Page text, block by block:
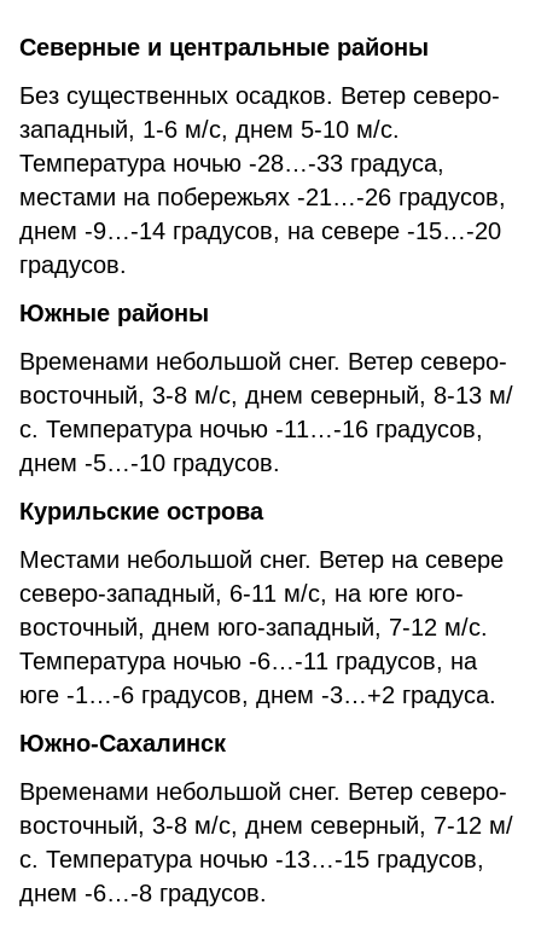
Северные и центральные районы
Без существенных осадков. Ветер северо-
западный, 1-6 м/с, днем 5-10 м/с.
Температура ночью -28…-33 градуса,
местами на побережьях -21…-26 градусов,
днем -9…-14 градусов, на севере -15…-20
градусов.
Южные районы
Временами небольшой снег. Ветер северо-
восточный, 3-8 м/с, днем северный, 8-13 м/
с. Температура ночью -11…-16 градусов,
днем -5…-10 градусов.
Курильские острова
Местами небольшой снег. Ветер на севере
северо-западный, 6-11 м/с, на юге юго-
восточный, днем юго-западный, 7-12 м/с.
Температура ночью -6…-11 градусов, на
юге -1…-6 градусов, днем -3…+2 градуса.
Южно-Сахалинск
Временами небольшой снег. Ветер северо-
восточный, 3-8 м/с, днем северный, 7-12 м/
с. Температура ночью -13…-15 градусов,
днем -6…-8 градусов.